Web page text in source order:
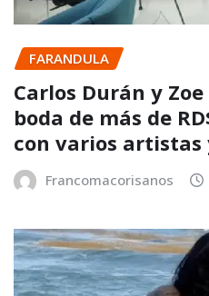
FARANDULA
Carlos Durán y
boda de más de
con varios artistas
Francomacorisanos